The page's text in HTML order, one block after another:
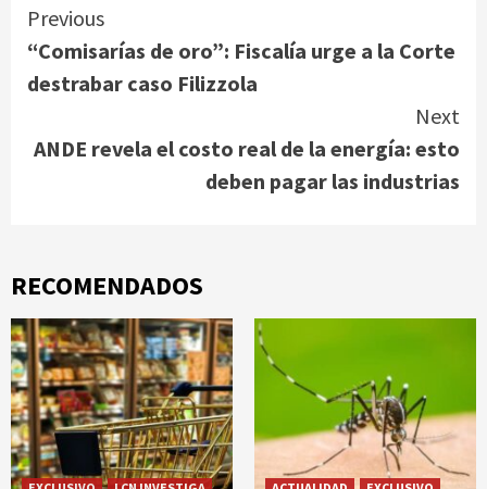
Continue
Reading
Previous
“Comisarías de oro”: Fiscalía urge a la Corte
destrabar caso Filizzola
Next
ANDE revela el costo real de la energía: esto
deben pagar las industrias
RECOMENDADOS